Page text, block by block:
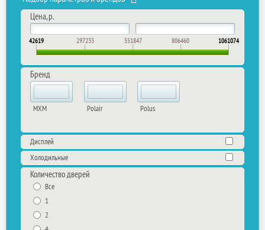
Цена, р.
42619 297233 551847 806460 1061074
Бренд
MXM Polair Polus
Дисплей
Холодильные
Количество дверей
Все
1
2